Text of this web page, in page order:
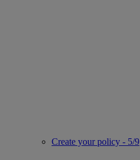
Create your policy - 5/9